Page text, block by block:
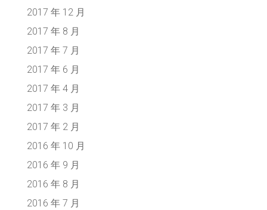
2017 年 12 月
2017 年 8 月
2017 年 7 月
2017 年 6 月
2017 年 4 月
2017 年 3 月
2017 年 2 月
2016 年 10 月
2016 年 9 月
2016 年 8 月
2016 年 7 月